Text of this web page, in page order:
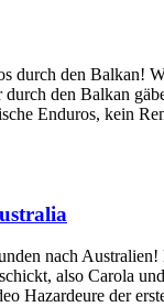
durch den Balkan!
den Balkan
Enduros, kein
nach Australien!
also Carola
Hazardeure der